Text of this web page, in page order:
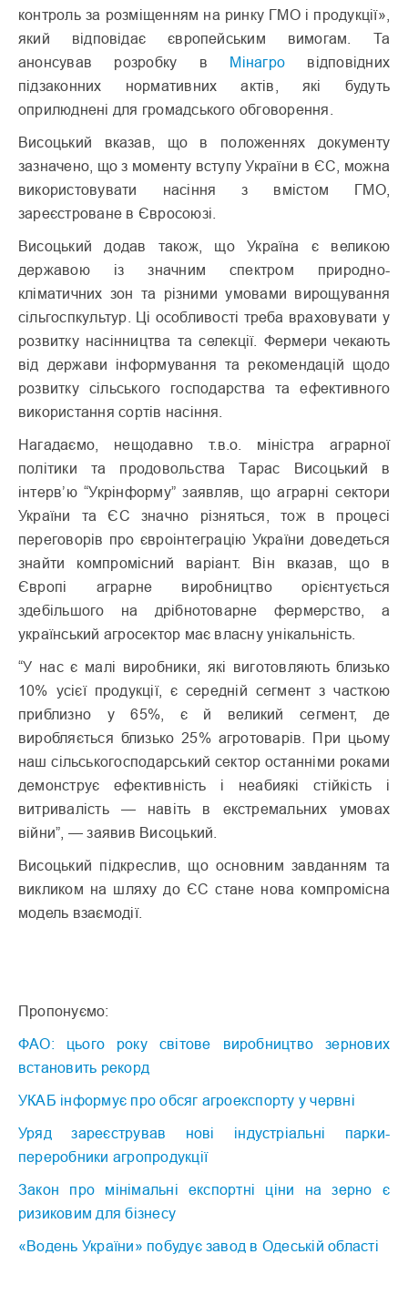
контроль за розміщенням на ринку ГМО і продукції»,
який відповідає європейським вимогам. Та
анонсував розробку в Мінагро відповідних
підзаконних нормативних актів, які будуть
оприлюднені для громадського обговорення.
Висоцький вказав, що в положеннях документу
зазначено, що з моменту вступу України в ЄС, можна
використовувати насіння з вмістом ГМО,
зареєстроване в Євросоюзі.
Висоцький додав також, що Україна є великою
державою із значним спектром природно-
кліматичних зон та різними умовами вирощування
сільгоспкультур. Ці особливості треба враховувати у
розвитку насінництва та селекції. Фермери чекають
від держави інформування та рекомендацій щодо
розвитку сільського господарства та ефективного
використання сортів насіння.
Нагадаємо, нещодавно т.в.о. міністра аграрної
політики та продовольства Тарас Висоцький в
інтерв’ю “Укрінформу” заявляв, що аграрні сектори
України та ЄС значно різняться, тож в процесі
переговорів про євроінтеграцію України доведеться
знайти компромісний варіант. Він вказав, що в
Європі аграрне виробництво орієнтується
здебільшого на дрібнотоварне фермерство, а
український агросектор має власну унікальність.
“У нас є малі виробники, які виготовляють близько
10% усієї продукції, є середній сегмент з часткою
приблизно у 65%, є й великий сегмент, де
виробляється близько 25% агротоварів. При цьому
наш сільськогосподарський сектор останніми роками
демонструє ефективність і неабиякі стійкість і
витривалість — навіть в екстремальних умовах
війни”, — заявив Висоцький.
Висоцький підкреслив, що основним завданням та
викликом на шляху до ЄС стане нова компромісна
модель взаємодії.
Пропонуємо:
ФАО: цього року світове виробництво зернових
встановить рекорд
УКАБ інформує про обсяг агроекспорту у червні
Уряд зареєстрував нові індустріальні парки-
переробники агропродукції
Закон про мінімальні експортні ціни на зерно є
ризиковим для бізнесу
«Водень України» побудує завод в Одеській області